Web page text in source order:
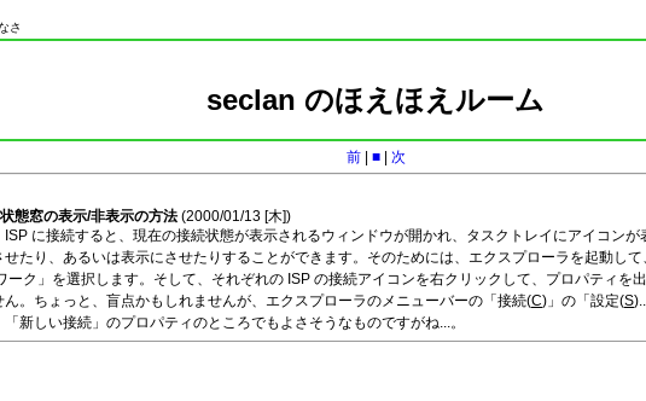
さ
seclan のほえほえルーム
前| ■| 次
態窓の表示/非表示の方法 (2000/01/13 [木])
に接続すると、現在の接続状態が表示されるウィンドウが開かれ、タスクトレイにアイコン
たり、あるいは表示にさせたりすることができます。そのためには、エクスプローラを起動して
ーク」を選択します。そして、それぞれの ISP の接続アイコンを右クリックして、プロパティを
ん。ちょっと、盲点かもしれませんが、エクスプローラのメニューバーの「接続(C)」の「設定(S
新しい接続」のプロパティのところでもよさそうなものですがね...。